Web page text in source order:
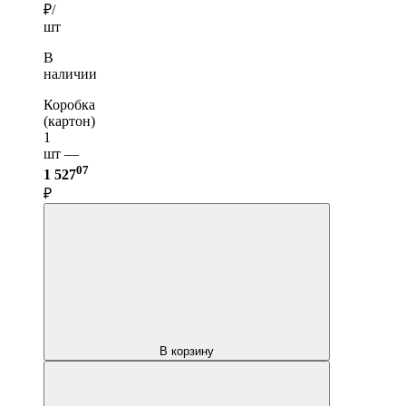
₽/
шт
В
наличии
Коробка
(картон)
1
шт —
1 52707
₽
В корзину